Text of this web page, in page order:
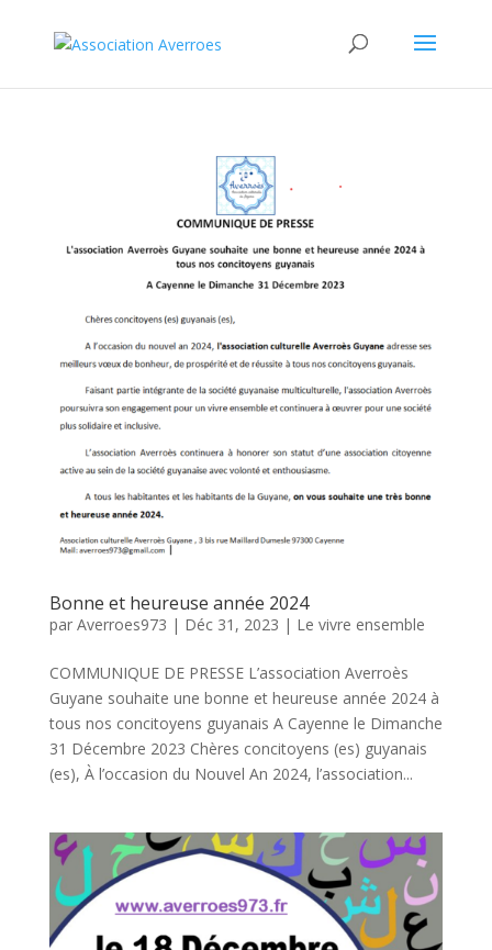
Bonne et heureuse année 2024
par Averroes973 | Déc 31, 2023 | Le vivre ensemble
COMMUNIQUE DE PRESSE L’association Averroès
Guyane souhaite une bonne et heureuse année 2024 à
tous nos concitoyens guyanais A Cayenne le Dimanche
31 Décembre 2023 Chères concitoyens (es) guyanais
(es), À l’occasion du Nouvel An 2024, l’association...